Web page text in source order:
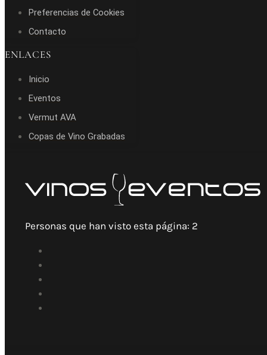
Preferencias de Cookies
Contacto
ENLACES
Inicio
Eventos
Vermut AVA
Copas de Vino Grabadas
Personas que han visto esta página: 2